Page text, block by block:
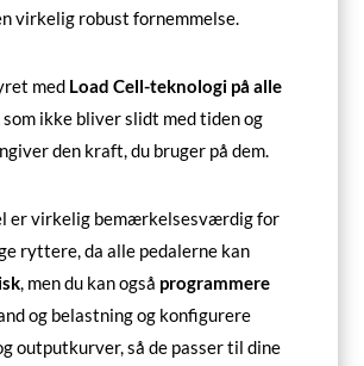
virkelig robust fornemmelse.
med Load Cell-teknologi på alle
som ikke bliver slidt med tiden og
den kraft, du bruger på dem.
er virkelig bemærkelsesværdig for
ryttere, da alle pedalerne kan
, men du kan også programmere
og belastning og konfigurere
outputkurver, så de passer til dine